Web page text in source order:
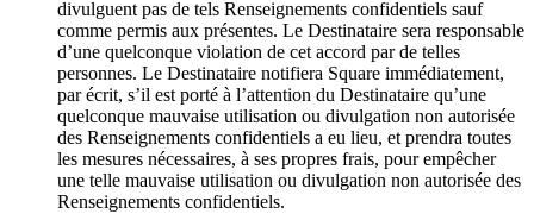
Service de traiteur
Découvrir
Aperçu
Vêtements et accessoires
divulguent pas de tels Renseignements confidentiels sauf
comme permis aux présentes. Le Destinataire sera responsable
d’une quelconque violation de cet accord par de telles
personnes. Le Destinataire notifiera Square immédiatement,
par écrit, s’il est porté à l’attention du Destinataire qu’une
quelconque mauvaise utilisation ou divulgation non autorisée
des Renseignements confidentiels a eu lieu, et prendra toutes
les mesures nécessaires, à ses propres frais, pour empêcher
une telle mauvaise utilisation ou divulgation non autorisée des
Renseignements confidentiels.